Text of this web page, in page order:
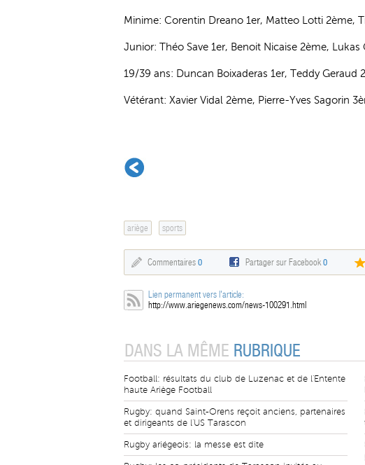
Minime: Corentin Dreano 1er, Matteo Lotti 2ème,
Junior: Théo Save 1er, Benoit Nicaise 2ème, Lukas
19/39 ans: Duncan Boixaderas 1er, Teddy Geraud
Vétérant: Xavier Vidal 2ème, Pierre-Yves Sagorin
ariège sports
Commentaires 0 Partager sur Facebook0
Lien permanent vers l'article:
http://www.ariegenews.com/news-100291.html
DANS LA MÊME RUBRIQUE
Football: résultats du club de Luzenac et de l'Entente
haute Ariège Football
Rugby: quand Saint-Orens reçoit anciens, partenaires
et dirigeants de l'US Tarascon
Rugby ariégeois: la messe est dite